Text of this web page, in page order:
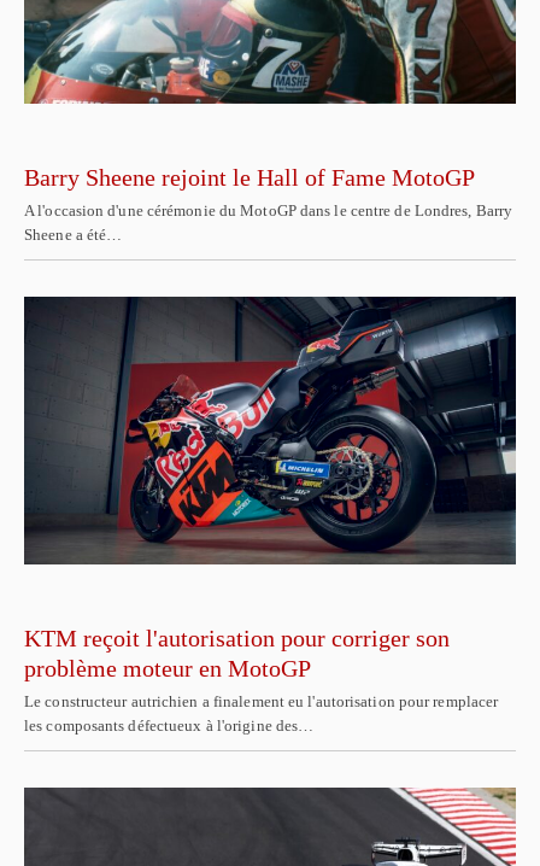
Barry Sheene rejoint le Hall of Fame MotoGP
A l'occasion d'une cérémonie du MotoGP dans le centre de Londres, Barry
Sheene a été…
KTM reçoit l'autorisation pour corriger son
problème moteur en MotoGP
Le constructeur autrichien a finalement eu l'autorisation pour remplacer
les composants défectueux à l'origine des…